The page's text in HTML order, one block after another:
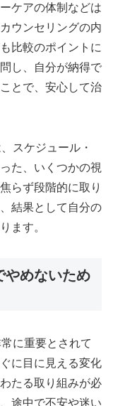
ケアの体制などは
ウンセリングの内
比較のポイントに
し、自分が納得で
とで、安心して治
スケジュール・
た、いくつかの視
らず段階的に取り
結果として自分の
ます。
やめないため
に重要とされて
に目に見える変化
たる取り組みが必
途中で不安や迷い